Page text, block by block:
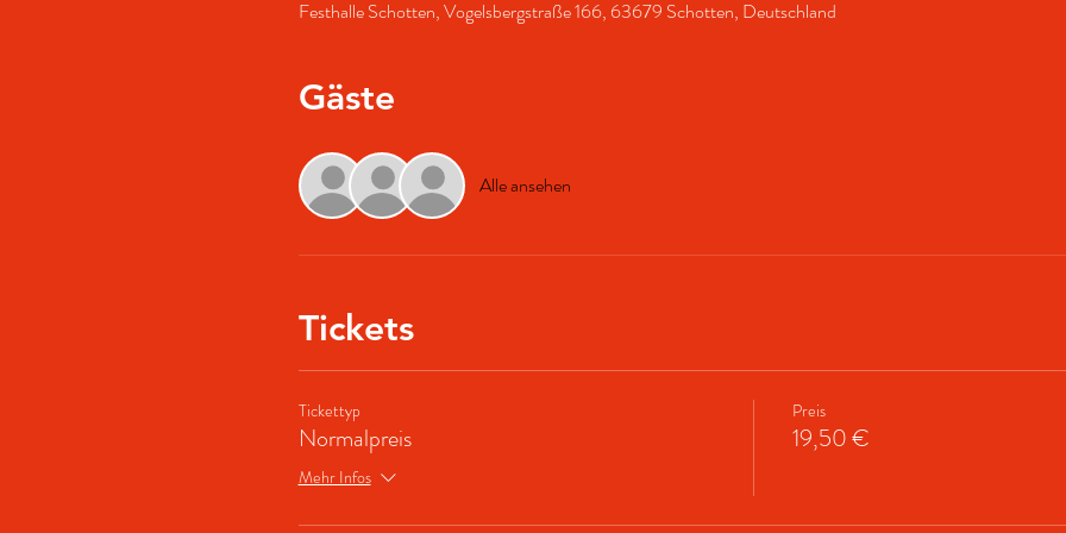
Festhalle Schotten, Vogelsbergstraße 166, 63679 Schotten, Deutschland
Gäste
Alle ansehen
Tickets
Tickettyp
Normalpreis
Mehr Infos
Preis
19,50 €